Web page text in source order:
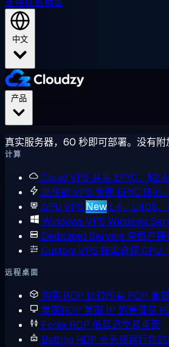
中文
真实服务器，60 秒即可部署。没有附
计算
Cloud VPS 共享 EPYC，
高性能 VPS 专用 EPYC 核心
GPU VPS New L4、L40S、
Windows VPS Windows
Dedicated Servers 单租户裸
Custom VPS 按需选择 CPU
远程桌面
购买 RDP 比较所有 RDP 套
美国RDP 美国 IP 的管理员
Forex RDP 低延迟交易桌面
Botting RDP 全天候运行你